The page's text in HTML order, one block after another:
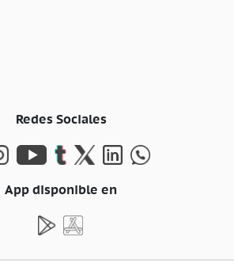
Redes Sociales
App disponible en